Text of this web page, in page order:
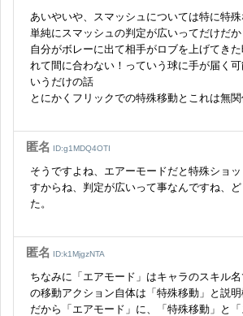
あいやいや、スマッシュについては特に特
単純にスマッシュの判定が広いってだけだか
自分がボレーに出て相手がロブを上げてき
れて間に合わない！っていう球に手が届く
いうだけの話
とにかくフリックでの特殊移動とこれは無関
匿名 ID:g1MDQ4OTI
そうですよね、エアーモードだと特殊ショ
すからね、判定が広いって事なんですね、
た。
匿名 ID:k1MjgzNTA
ちなみに「エアモード」はキャラのスキル
の移動アクション自体は「特殊移動」と説明
だから「エアモード」に、「特殊移動」と